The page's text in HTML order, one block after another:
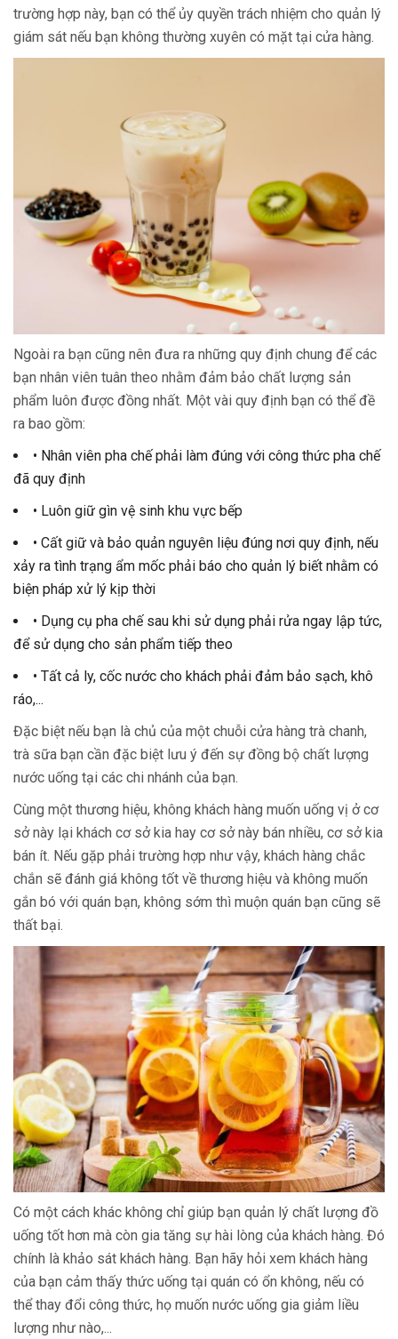
trường hợp này, bạn có thể ủy quyền trách nhiệm cho quản lý
giám sát nếu bạn không thường xuyên có mặt tại cửa hàng.
Ngoài ra bạn cũng nên đưa ra những quy định chung để các
bạn nhân viên tuân theo nhằm đảm bảo chất lượng sản
phẩm luôn được đồng nhất. Một vài quy định bạn có thể đề
ra bao gồm:
• Nhân viên pha chế phải làm đúng với công thức pha chế
đã quy định
• Luôn giữ gìn vệ sinh khu vực bếp
• Cất giữ và bảo quản nguyên liệu đúng nơi quy định, nếu
xảy ra tình trạng ẩm mốc phải báo cho quản lý biết nhằm có
biện pháp xử lý kịp thời
• Dụng cụ pha chế sau khi sử dụng phải rửa ngay lập tức,
để sử dụng cho sản phẩm tiếp theo
• Tất cả ly, cốc nước cho khách phải đảm bảo sạch, khô
ráo,...
Đặc biệt nếu bạn là chủ của một chuỗi cửa hàng trà chanh,
trà sữa bạn cần đặc biệt lưu ý đến sự đồng bộ chất lượng
nước uống tại các chi nhánh của bạn.
Cùng một thương hiệu, không khách hàng muốn uống vị ở cơ
sở này lại khách cơ sở kia hay cơ sở này bán nhiều, cơ sở kia
bán ít. Nếu gặp phải trường hợp như vậy, khách hàng chắc
chắn sẽ đánh giá không tốt về thương hiệu và không muốn
gắn bó với quán bạn, không sớm thì muộn quán bạn cũng sẽ
thất bại.
Có một cách khác không chỉ giúp bạn quản lý chất lượng đồ
uống tốt hơn mà còn gia tăng sự hài lòng của khách hàng. Đó
chính là khảo sát khách hàng. Bạn hãy hỏi xem khách hàng
của bạn cảm thấy thức uống tại quán có ổn không, nếu có
thể thay đổi công thức, họ muốn nước uống gia giảm liều
lượng như nào,...